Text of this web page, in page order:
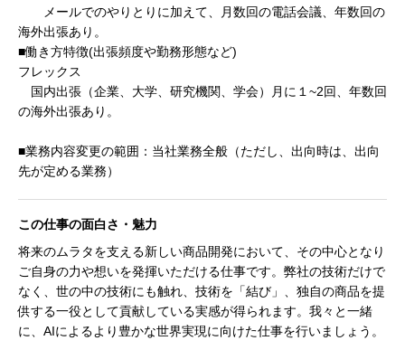
メールでのやりとりに加えて、月数回の電話会議、年数回の
海外出張あり。
■働き方特徴(出張頻度や勤務形態など)
フレックス
国内出張（企業、大学、研究機関、学会）月に１~2回、年数回
の海外出張あり。
■業務内容変更の範囲：当社業務全般（ただし、出向時は、出向
先が定める業務）
この仕事の面白さ・魅力
将来のムラタを支える新しい商品開発において、その中心となり
ご自身の力や想いを発揮いただける仕事です。弊社の技術だけで
なく、世の中の技術にも触れ、技術を「結び」、独自の商品を提
供する一役として貢献している実感が得られます。我々と一緒
に、AIによるより豊かな世界実現に向けた仕事を行いましょう。